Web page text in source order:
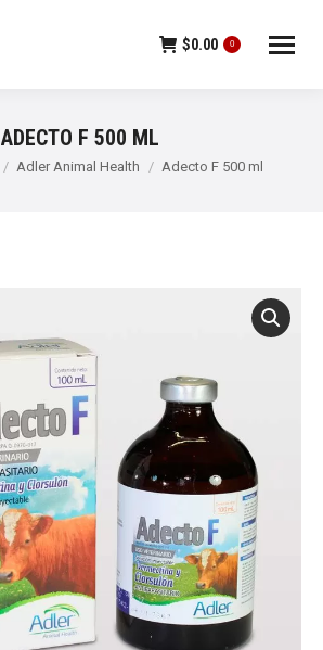
$0.00 0
ADECTO F 500 ML
Adler Animal Health Adecto F 500 ml